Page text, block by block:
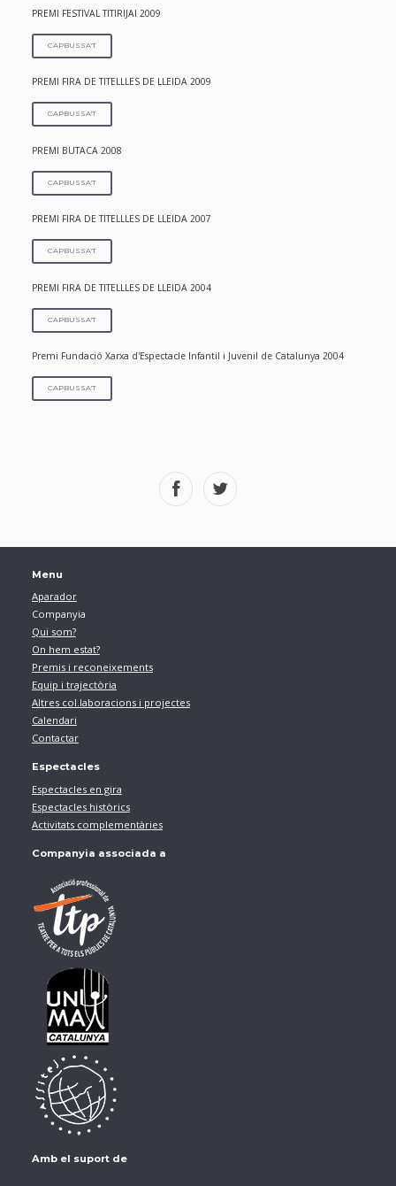
PREMI FESTIVAL TITIRIJAI 2009
CAPBUSSA'T
PREMI FIRA DE TITELLLES DE LLEIDA 2009
CAPBUSSA'T
PREMI BUTACA 2008
CAPBUSSA'T
PREMI FIRA DE TITELLLES DE LLEIDA 2007
CAPBUSSA'T
PREMI FIRA DE TITELLLES DE LLEIDA 2004
CAPBUSSA'T
Premi Fundació Xarxa d'Espectacle Infantil i Juvenil de Catalunya 2004
CAPBUSSA'T
Menu
Aparador
Companyia
Qui som?
On hem estat?
Premis i reconeixements
Equip i trajectòria
Altres col.laboracions i projectes
Calendari
Contactar
Espectacles
Espectacles en gira
Espectacles històrics
Activitats complementàries
Companyia associada a
Amb el suport de